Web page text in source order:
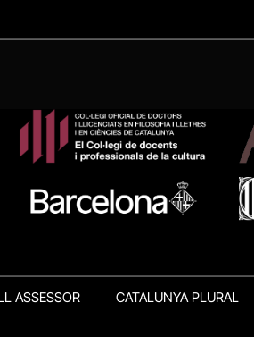
ASSESSOR CATALUNYA PLURAL